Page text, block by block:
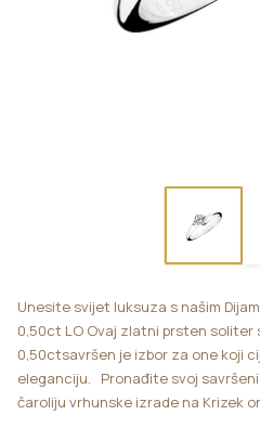
Unesite svijet luksuza s našim
0,50ct LO Ovaj zlatni prsten soliter
0,50ctsavršen je izbor za one koji
eleganciju. Pronađite svoj
čaroliju vrhunske izrade na Krizek